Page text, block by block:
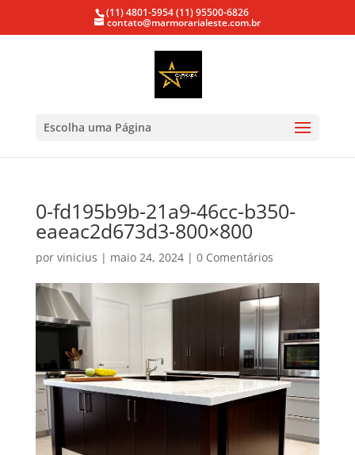
(11) 4801-5954(11) 95500-6826
contato@marmorarialeste.com.br
Escolha uma Página
0-fd195b9b-21a9-46cc-b350-
eaeac2d673d3-800×800
por vinicius | maio 24, 2024| 0 Comentários